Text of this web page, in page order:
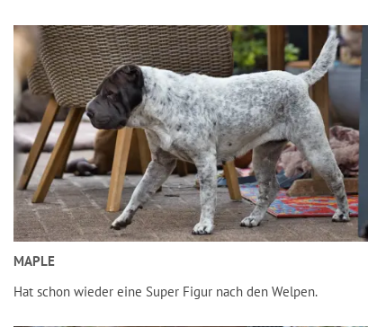
MAPLE
Hat schon wieder eine Super Figur nach den Welpen.